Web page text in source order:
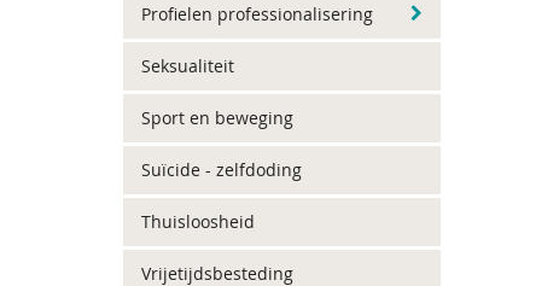
Profielen professionalisering
Seksualiteit
Sport en beweging
Suïcide - zelfdoding
Thuisloosheid
Vrijetijdsbesteding